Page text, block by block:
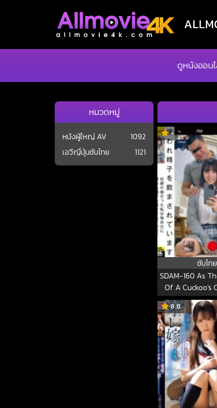
ดูหนังออน
หมวดหมู่
หนังผู้ใหญ่ AV
1092
เอวีญี่ปุ่นซับไทย
1121
-
ซับไทย
SDAM-160 As
Of A Cuckoo's
Used By My
And Forced
Sperm.
8.8